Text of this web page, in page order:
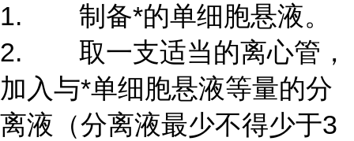
1. 制备*的单细胞悬液。
2. 取一支适当的离心管，
加入与*单细胞悬液等量的分
离液（分离液最少不得少于3